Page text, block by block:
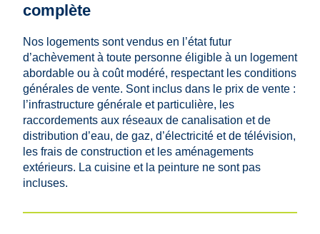
complète
Nos logements sont vendus en l’état futur
d’achèvement à toute personne éligible à un logement
abordable ou à coût modéré, respectant les conditions
générales de vente. Sont inclus dans le prix de vente :
l’infrastructure générale et particulière, les
raccordements aux réseaux de canalisation et de
distribution d’eau, de gaz, d’électricité et de télévision,
les frais de construction et les aménagements
extérieurs. La cuisine et la peinture ne sont pas
incluses.